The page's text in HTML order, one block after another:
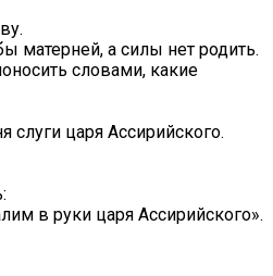
матерней, а силы нет родить.
словами, какие
царя Ассирийского.
в руки царя Ассирийского».